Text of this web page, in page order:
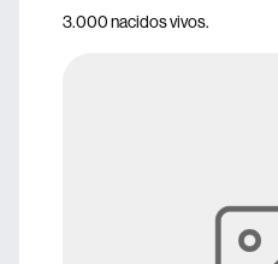
3.000 nacidos vivos.